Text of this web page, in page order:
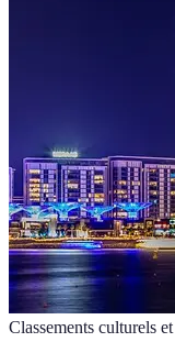
Classements culturels